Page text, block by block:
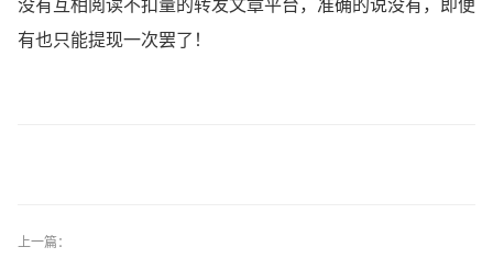
没有互相阅读不扣量的转发文章平台，准确的说没有，即便
有也只能提现一次罢了！
上一篇：